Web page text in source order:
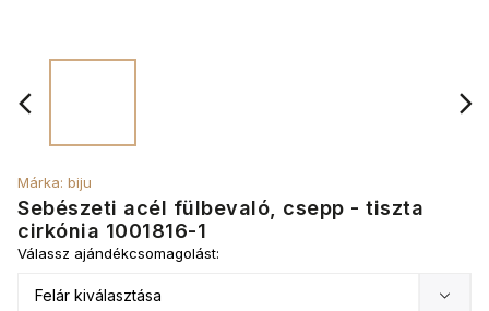
Sebészeti acél fülbevaló, csepp - tiszta
cirkónia 1001816-1
Márka: biju
Válassz ajándékcsomagolást: